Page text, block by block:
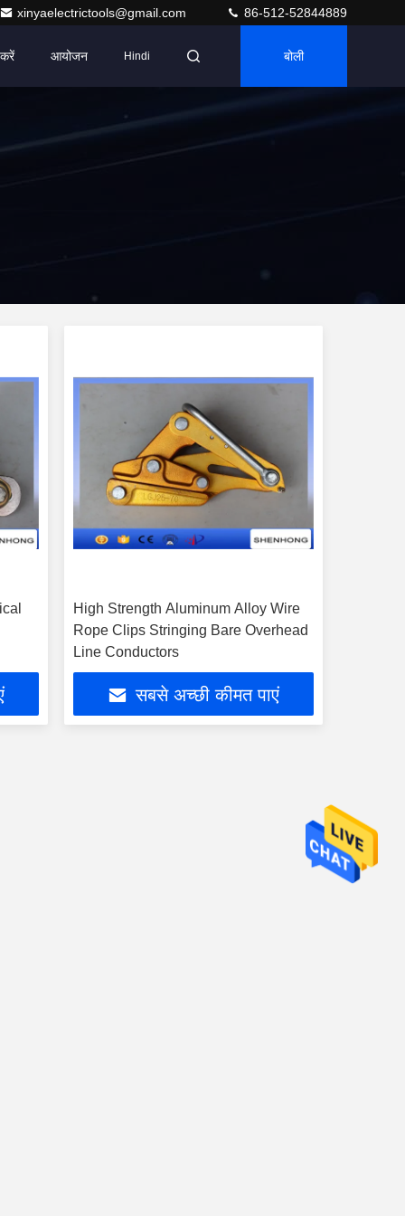
xinyaelectrictools@gmail.com 86-512-52844889
आयोजन Hindi बोली
High Strength Aluminum Alloy Wire
Rope Clips Stringing Bare Overhead
Line Conductors
सबसे अच्छी कीमत पाएं